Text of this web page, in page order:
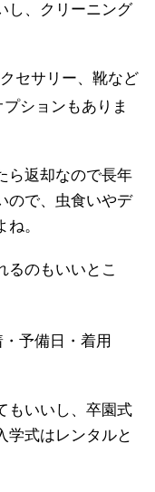
し、クリーニング
セサリー、靴など
ションもありま
ら返却なので長年
ので、虫食いやデ
。
るのもいいとこ
・予備日・着用
もいいし、卒園式
学式はレンタルと